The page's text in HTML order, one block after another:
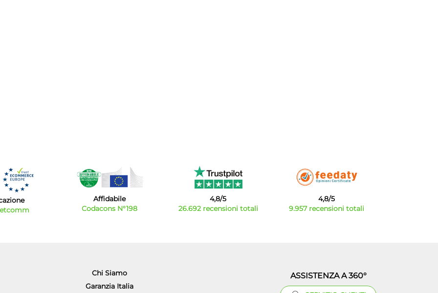
Affidabile
Codacons N°198
4,8/5
26.692 recensioni totali
4,8/5
9.957 recensioni totali
Chi Siamo
Garanzia Italia
ASSISTENZA A 360°